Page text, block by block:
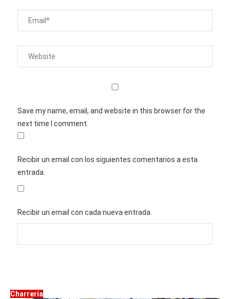
Save my name, email, and website in this browser for the
next time I comment.
Recibir un email con los siguientes comentarios a esta
entrada.
Recibir un email con cada nueva entrada.
Charrería